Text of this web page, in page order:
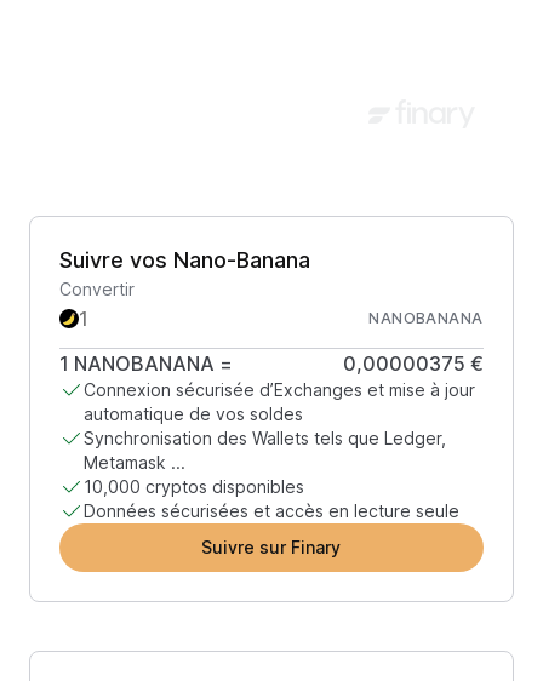
Suivre vos Nano-Banana
Convertir
NANOBANANA
1 NANOBANANA = 0,00000375 €
Connexion sécurisée d’Exchanges et mise à jour
automatique de vos soldes
Synchronisation des Wallets tels que Ledger,
Metamask ...
10,000 cryptos disponibles
Données sécurisées et accès en lecture seule
Suivre sur Finary